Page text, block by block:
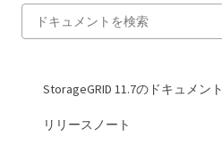
StorageGRID 11.7のドキュメント
リリースノート